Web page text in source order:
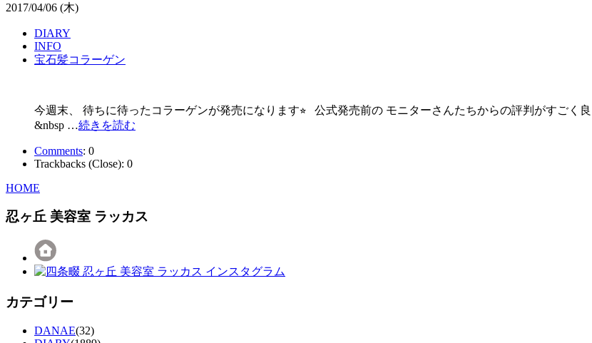
2017/04/06 (木)
DIARY
INFO
宝石髪コラーゲン
今週末、 待ちに待ったコラーゲンが発売になります⭐︎ 公式発売前の モニターさんたちからの評判がすご
&nbsp …続きを読む
Comments: 0
Trackbacks (Close): 0
HOME
忍ヶ丘 美容室 ラッカス
カテゴリー
DANAE(32)